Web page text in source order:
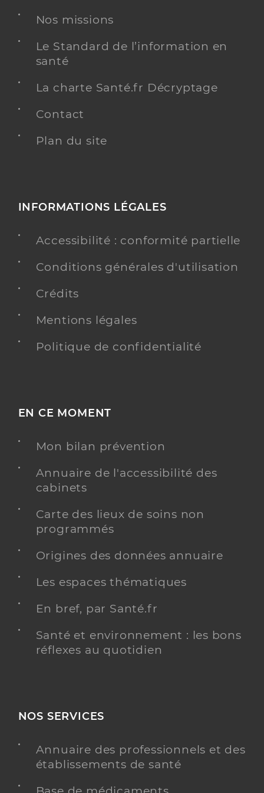
Téléphone
IVG CHIRURGICALE
Nos missions
Le Standard de l’information en
santé
La charte Santé.fr Décryptage
Contact
Plan du site
INFORMATIONS LÉGALES
Accessibilité : conformité partielle
Conditions générales d'utilisation
Crédits
Mentions légales
Politique de confidentialité
EN CE MOMENT
Mon bilan prévention
Annuaire de l'accessibilité des
cabinets
Carte des lieux de soins non
programmés
Origines des données annuaire
Les espaces thématiques
En bref, par Santé.fr
Santé et environnement : les bons
réflexes au quotidien
NOS SERVICES
Annuaire des professionnels et des
établissements de santé